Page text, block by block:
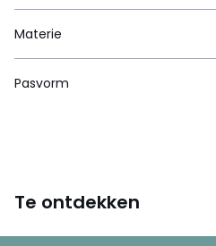
Materie
Pasvorm
Te ontdekken